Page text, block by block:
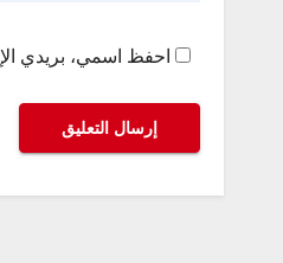
احفظ اسمي، بريدي